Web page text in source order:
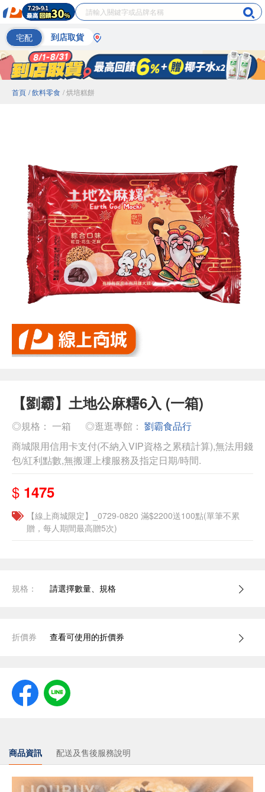
宅配 到店取貨
首頁 / 飲料零食 / 烘培糕餅
【劉霸】土地公麻糬6入 (一箱)
◎規格： 一箱 ◎逛逛專館： 劉霸食品行
商城限用信用卡支付(不納入VIP資格之累積計算),無法用錢
包/紅利點數,無搬運上樓服務及指定日期/時間.
$ 1475
【線上商城限定】_0729-0820 滿$2200送100點(單筆不累
贈，每人期間最高贈5次)
規格： 請選擇數量、規格
折價券 查看可使用的折價券
商品資訊 配送及售後服務說明